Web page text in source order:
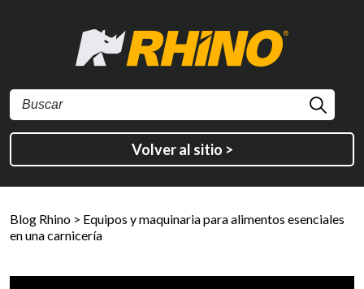
Volver al sitio >
Blog Rhino > Equipos y maquinaria para alimentos esenciales
en una carnicería